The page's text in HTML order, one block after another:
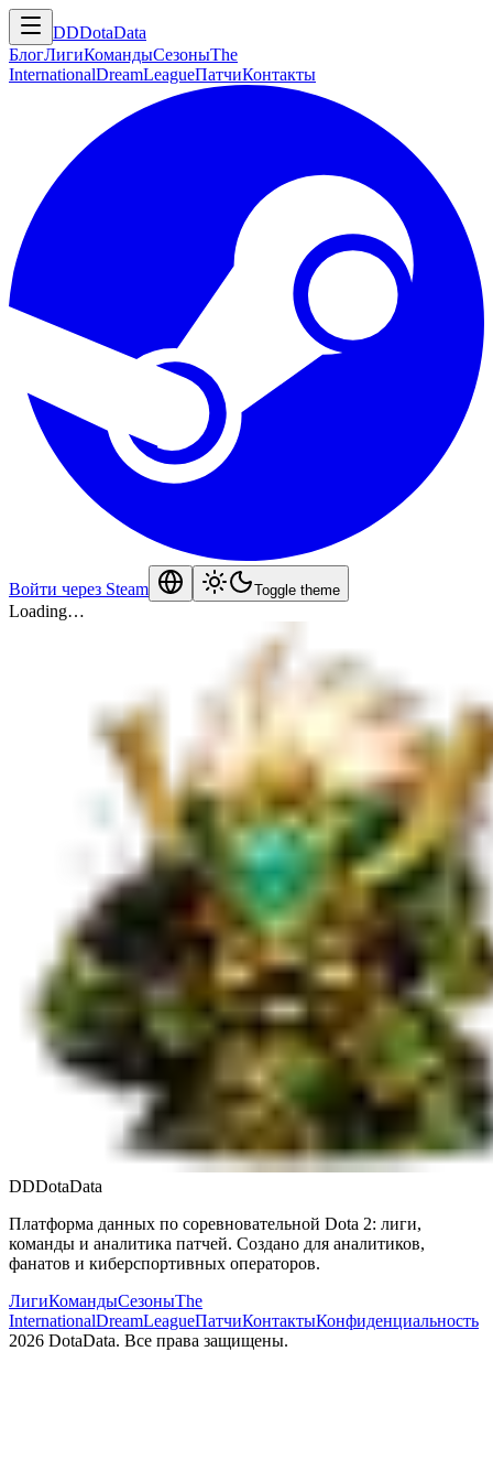
DDDotaData
БлогЛигиКомандыСезоныThe
InternationalDreamLeagueПатчиКонтакты
Войти через Steam Toggle theme
Loading…
DDDotaData
Платформа данных по соревновательной Dota 2: лиги,
команды и аналитика патчей. Создано для аналитиков,
фанатов и киберспортивных операторов.
ЛигиКомандыСезоныThe
InternationalDreamLeagueПатчиКонтактыКонфиденциальность
2026 DotaData. Все права защищены.